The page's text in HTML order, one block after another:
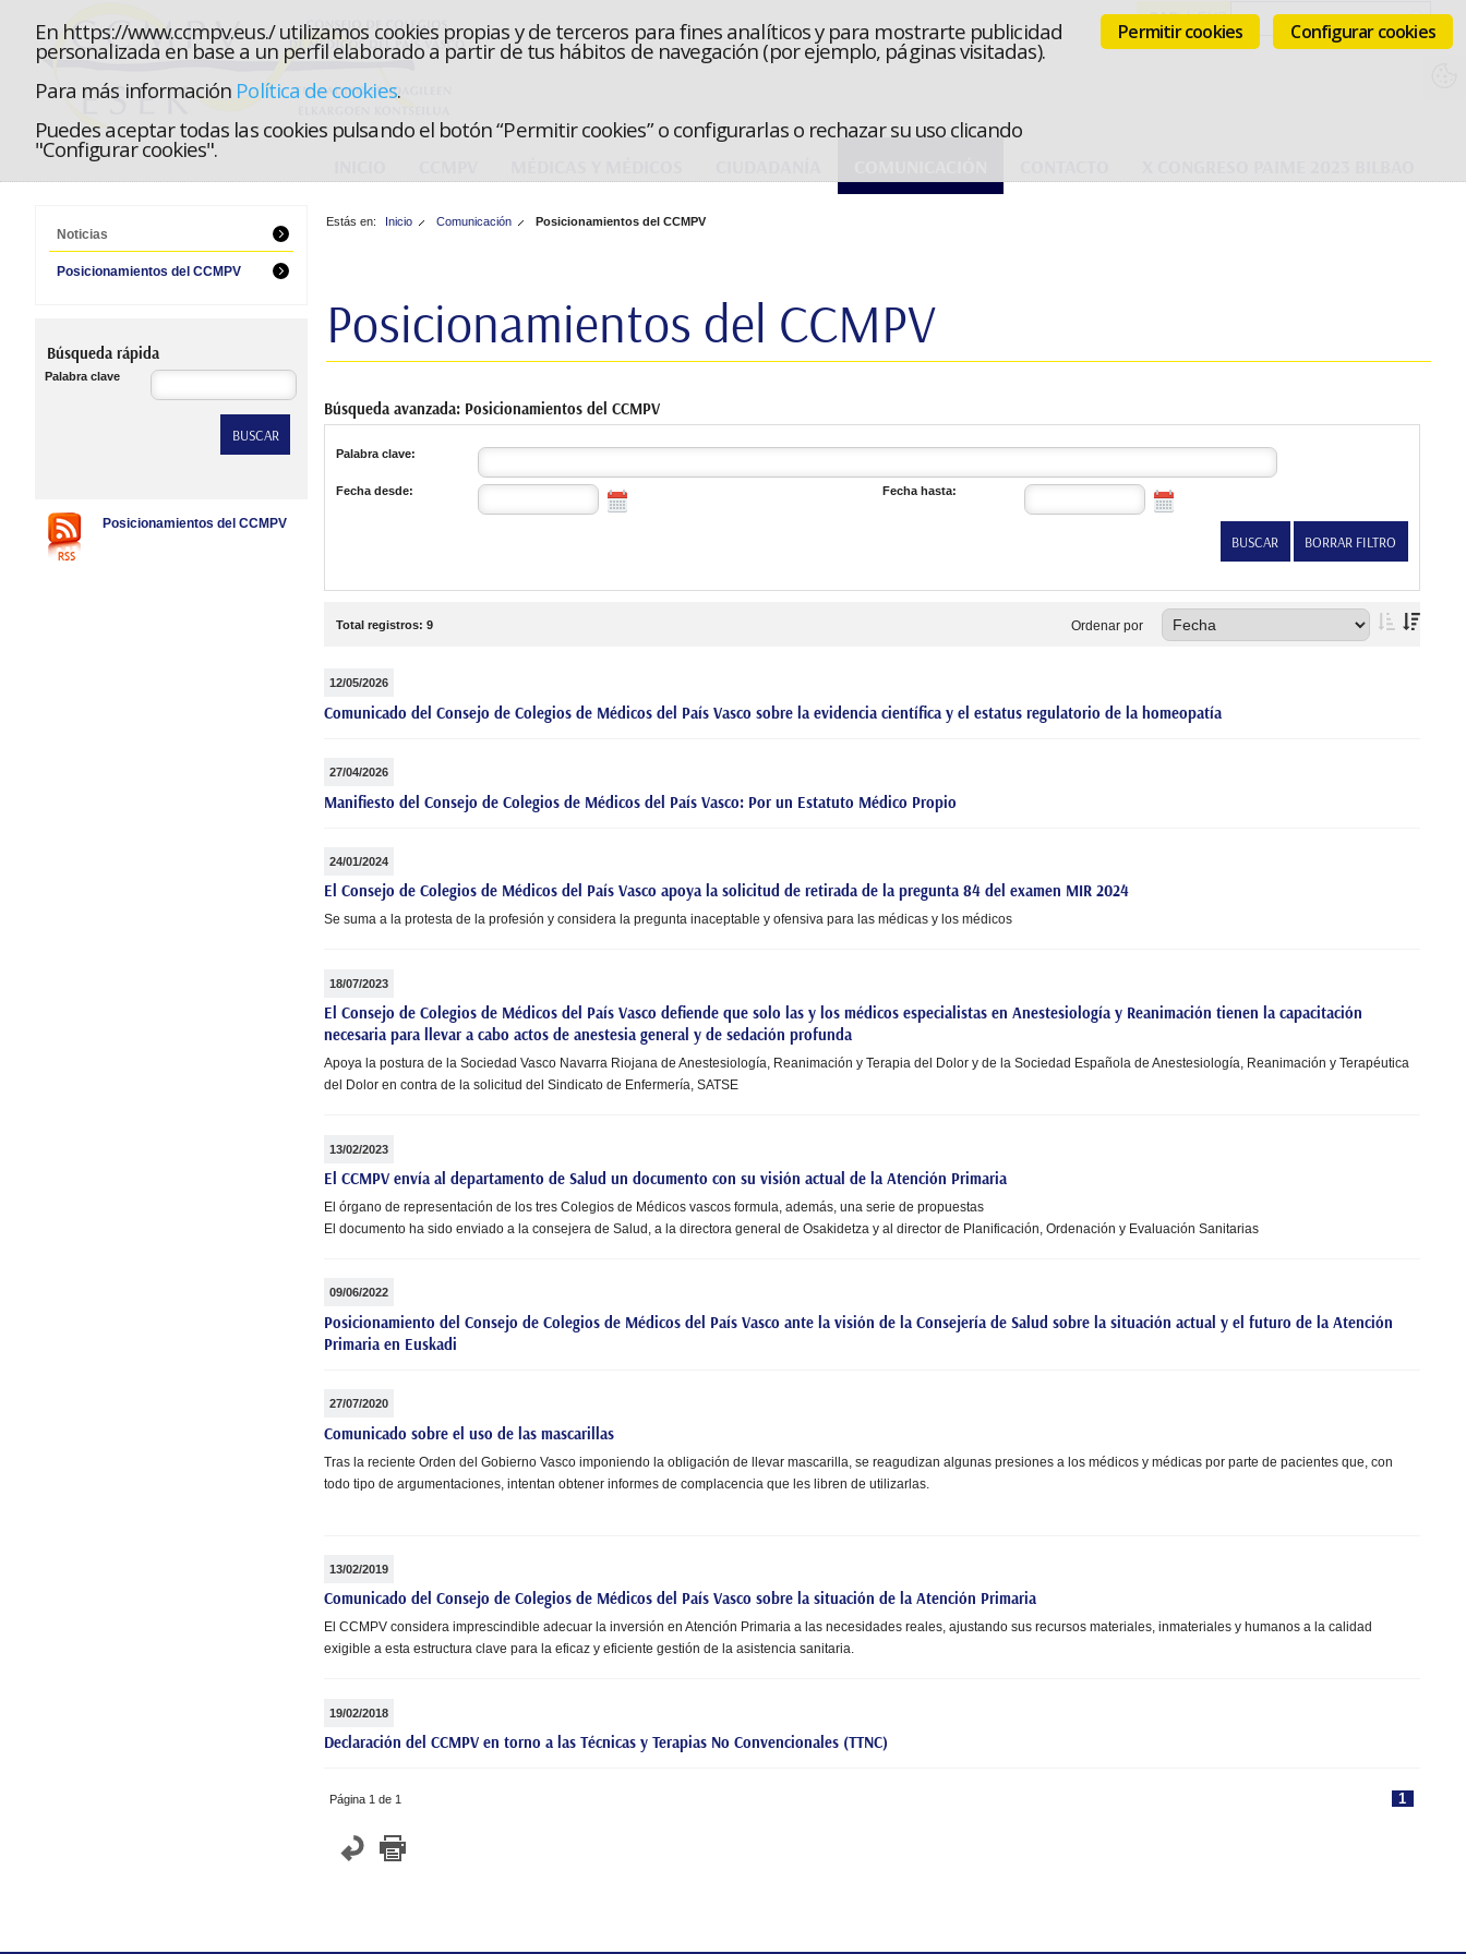
En https://www.ccmpv.eus./ utilizamos cookies propias y de terceros para fines analíticos y para mostrarte publicidad
personalizada en base a un perfil elaborado a partir de tus hábitos de navegación (por ejemplo, páginas visitadas).
Para más información Política de cookies.
Puedes aceptar todas las cookies pulsando el botón “Permitir cookies” o configurarlas o rechazar su uso clicando
"Configurar cookies".
Configurar cookies
Permitir cookies
Estás en: Inicio Comunicación Posicionamientos del CCMPV
Posicionamientos del CCMPV
Búsqueda avanzada: Posicionamientos del CCMPV
Palabra clave:
Fecha desde: Fecha hasta:
Total registros: 9 Ordenar por
12/05/2026
Comunicado del Consejo de Colegios de Médicos del País Vasco sobre la evidencia científica y el estatus regulatorio de la homeopatía
27/04/2026
Manifiesto del Consejo de Colegios de Médicos del País Vasco: Por un Estatuto Médico Propio
24/01/2024
El Consejo de Colegios de Médicos del País Vasco apoya la solicitud de retirada de la pregunta 84 del examen MIR 2024
Se suma a la protesta de la profesión y considera la pregunta inaceptable y ofensiva para las médicas y los médicos
18/07/2023
El Consejo de Colegios de Médicos del País Vasco defiende que solo las y los médicos especialistas en Anestesiología y Reanimación tienen la capacitación
necesaria para llevar a cabo actos de anestesia general y de sedación profunda
Apoya la postura de la Sociedad Vasco Navarra Riojana de Anestesiología, Reanimación y Terapia del Dolor y de la Sociedad Española de Anestesiología, Reanimación y Terapéutica
del Dolor en contra de la solicitud del Sindicato de Enfermería, SATSE
13/02/2023
El CCMPV envía al departamento de Salud un documento con su visión actual de la Atención Primaria
El órgano de representación de los tres Colegios de Médicos vascos formula, además, una serie de propuestas
El documento ha sido enviado a la consejera de Salud, a la directora general de Osakidetza y al director de Planificación, Ordenación y Evaluación Sanitarias
09/06/2022
Posicionamiento del Consejo de Colegios de Médicos del País Vasco ante la visión de la Consejería de Salud sobre la situación actual y el futuro de la Atención
Primaria en Euskadi
27/07/2020
Comunicado sobre el uso de las mascarillas
Tras la reciente Orden del Gobierno Vasco imponiendo la obligación de llevar mascarilla, se reagudizan algunas presiones a los médicos y médicas por parte de pacientes que, con
todo tipo de argumentaciones, intentan obtener informes de complacencia que les libren de utilizarlas.
13/02/2019
Comunicado del Consejo de Colegios de Médicos del País Vasco sobre la situación de la Atención Primaria
El CCMPV considera imprescindible adecuar la inversión en Atención Primaria a las necesidades reales, ajustando sus recursos materiales, inmateriales y humanos a la calidad
exigible a esta estructura clave para la eficaz y eficiente gestión de la asistencia sanitaria.
19/02/2018
Declaración del CCMPV en torno a las Técnicas y Terapias No Convencionales (TTNC)
Página 1 de 1
Noticias
Posicionamientos del CCMPV
Búsqueda rápida
Palabra clave
Posicionamientos del CCMPV